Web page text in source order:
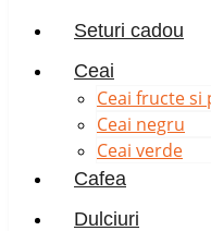
Seturi cadou
Ceai
Ceai fructe si
Ceai negru
Ceai verde
Cafea
Dulciuri